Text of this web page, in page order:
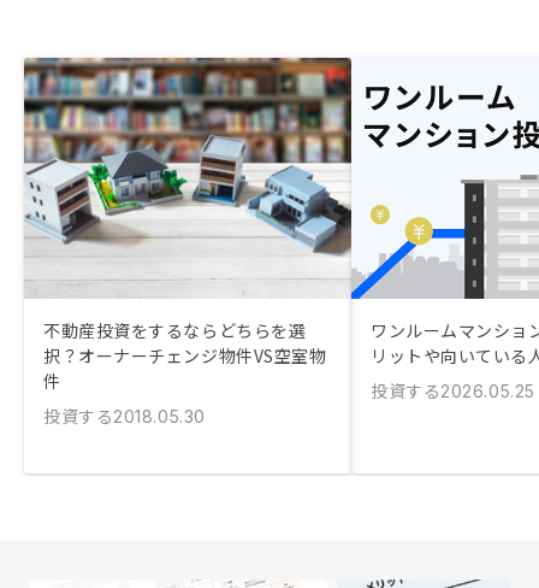
不動産投資をするならどちらを選
択？オーナーチェンジ物件VS空室物
件
投資する2018.05.30
ワンルームマンショ
リットや向いている
投資する2026.05.25